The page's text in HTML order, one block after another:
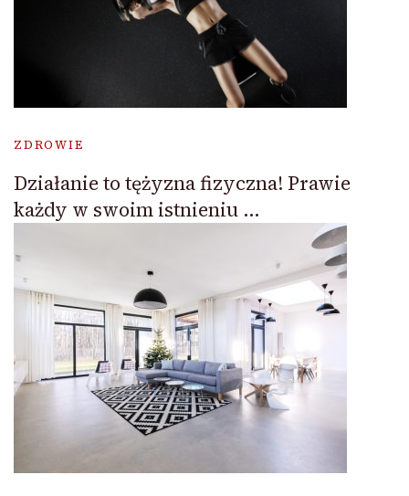
ZDROWIE
Działanie to tężyzna fizyczna! Prawie
każdy w swoim istnieniu …